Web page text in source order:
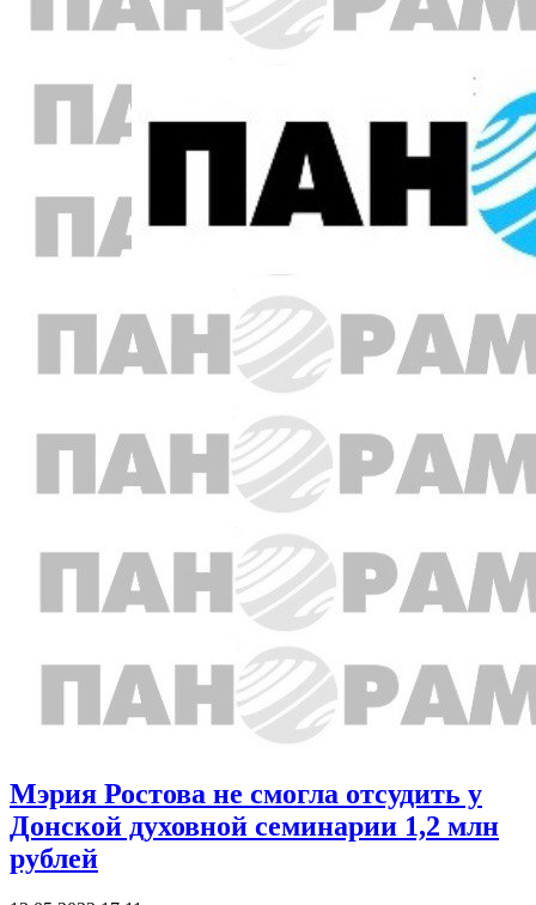
Мэрия Ростова не смогла отсудить у
Донской духовной семинарии 1,2 млн
рублей